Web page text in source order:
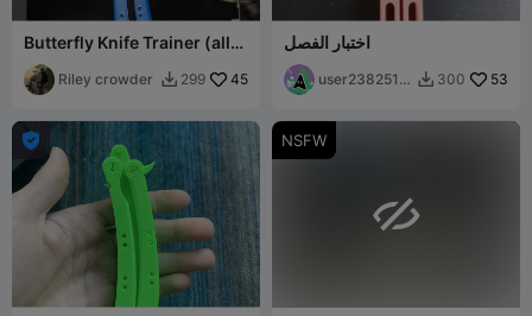
Butterfly Knife Trainer (all
parts included)
Riley crowder  299 45
اختبار الفصل
user2382519
 300 53
 NSFW
